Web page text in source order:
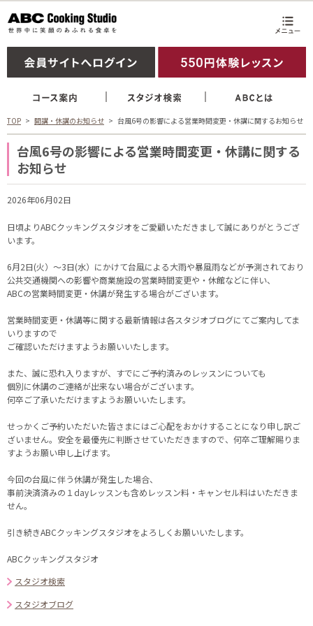
TOP 開講・休講のお知らせ 台風6号の影響による営業時間変更・休講に関するお知らせ
台風6号の影響による営業時間変更・休講に関する
お知らせ
2026年06月02日
日頃よりABCクッキングスタジオをご愛顧いただきまして誠にありがとうござ
います。
6月2日(火）～3日(水）にかけて台風による大雨や暴風雨などが予測されており
公共交通機関への影響や商業施設の営業時間変更や・休館などに伴い、
ABCの営業時間変更・休講が発生する場合がございます。
営業時間変更・休講等に関する最新情報は各スタジオブログにてご案内してま
いりますので
ご確認いただけますようお願いいたします。
また、誠に恐れ入りますが、すでにご予約済みのレッスンについても
個別に休講のご連絡が出来ない場合がございます。
何卒ご了承いただけますようお願いいたします。
せっかくご予約いただいた皆さまにはご心配をおかけすることになり申し訳ご
ざいません。安全を最優先に判断させていただきますので、何卒ご理解賜りま
すようお願い申し上げます。
今回の台風に伴う休講が発生した場合、
事前決済済みの１dayレッスンも含めレッスン料・キャンセル料はいただきま
せん。
引き続きABCクッキングスタジオをよろしくお願いいたします。
ABCクッキングスタジオ
スタジオ検索
スタジオブログ